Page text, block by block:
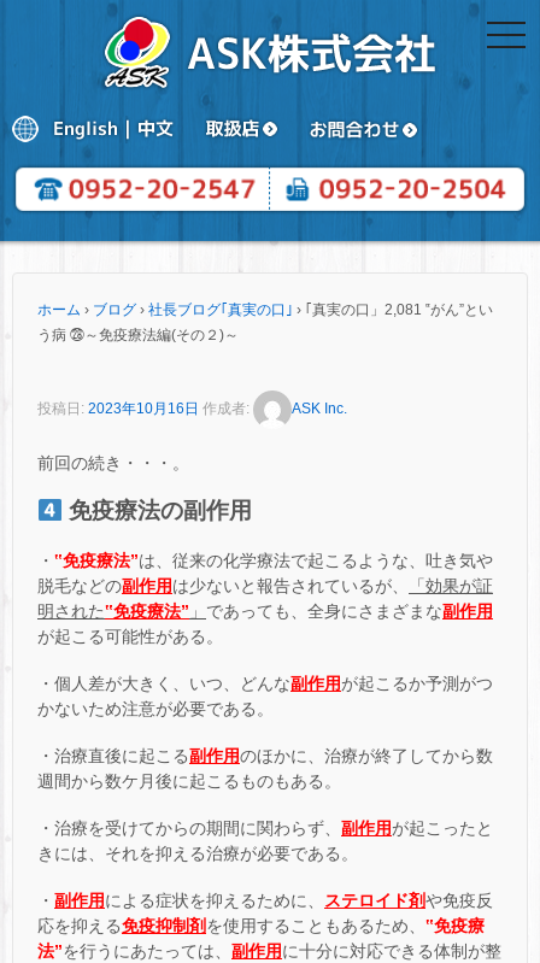
ホーム › ブログ › 社長ブログ｢真実の口｣ › ｢真実の口」2,081 ‟がん”とい
う病 ㉘～免疫療法編(その２)～
投稿日: 2023年10月16日 作成者: ASK Inc.
前回の続き・・・。
免疫療法の副作用
・ ‟免疫療法”は、従来の化学療法で起こるような、吐き気や
脱毛などの副作用は少ないと報告されているが、
「効果が証
明された‟免疫療法” 」 であっても、全身にさまざまな副作用
が起こる可能性がある。
・個人差が大きく、いつ、どんな副作用が起こるか予測がつ
かないため注意が必要である。
・治療直後に起こる副作用のほかに、治療が終了してから数
週間から数ケ月後に起こるものもある。
・治療を受けてからの期間に関わらず、 副作用が起こったと
きには、それを抑える治療が必要である。
・ 副作用による症状を抑えるために、 ステロイド剤や免疫反
応を抑える免疫抑制剤を使用することもあるため、 ‟免疫療
法”を行うにあたっては、 副作用に十分に対応できる体制が整